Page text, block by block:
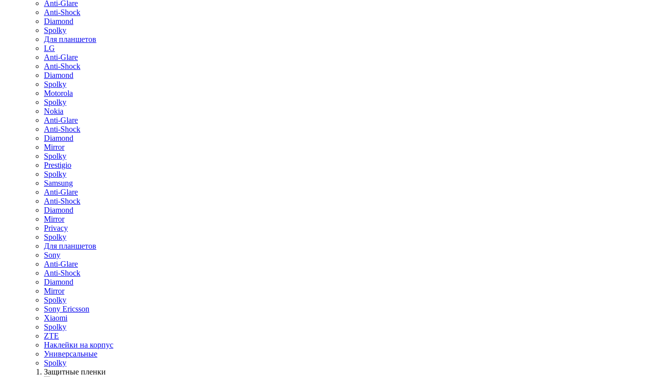
Anti-Glare
Anti-Shock
Diamond
Spolky
Для планшетов
LG
Anti-Glare
Anti-Shock
Diamond
Spolky
Motorola
Spolky
Nokia
Anti-Glare
Anti-Shock
Diamond
Mirror
Spolky
Prestigio
Spolky
Samsung
Anti-Glare
Anti-Shock
Diamond
Mirror
Privacy
Spolky
Для планшетов
Sony
Anti-Glare
Anti-Shock
Diamond
Mirror
Spolky
Sony Ericsson
Xiaomi
Spolky
ZTE
Наклейки на корпус
Универсальные
Spolky
Защитные пленки